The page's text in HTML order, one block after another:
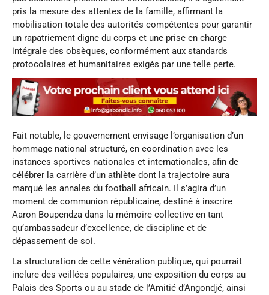
pris la mesure des attentes de la famille, affirmant la
mobilisation totale des autorités compétentes pour garantir
un rapatriement digne du corps et une prise en charge
intégrale des obsèques, conformément aux standards
protocolaires et humanitaires exigés par une telle perte.
Fait notable, le gouvernement envisage l’organisation d’un
hommage national structuré, en coordination avec les
instances sportives nationales et internationales, afin de
célébrer la carrière d’un athlète dont la trajectoire aura
marqué les annales du football africain. Il s’agira d’un
moment de communion républicaine, destiné à inscrire
Aaron Boupendza dans la mémoire collective en tant
qu’ambassadeur d’excellence, de discipline et de
dépassement de soi.
La structuration de cette vénération publique, qui pourrait
inclure des veillées populaires, une exposition du corps au
Palais des Sports ou au stade de l’Amitié d’Angondjé, ainsi